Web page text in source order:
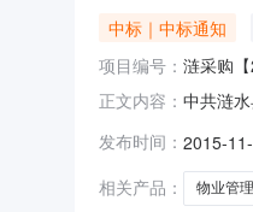
中标｜中标通知
项目编号： 涟采购
正文内容： 中共涟
部局物
【2015
发布时间： 2015-
相关产品：
物业管理